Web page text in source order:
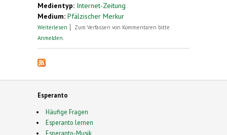
Medientyp: Internet-Zeitung
Medium: Pfälzischer Merkur
Weiterlesen über Esperanto-Kongress in Boulogne
Zum Verfassen von Kommentaren bitte
Anmelden
Esperanto
Häufige Fragen
Esperanto lernen
Esperanto-Musik